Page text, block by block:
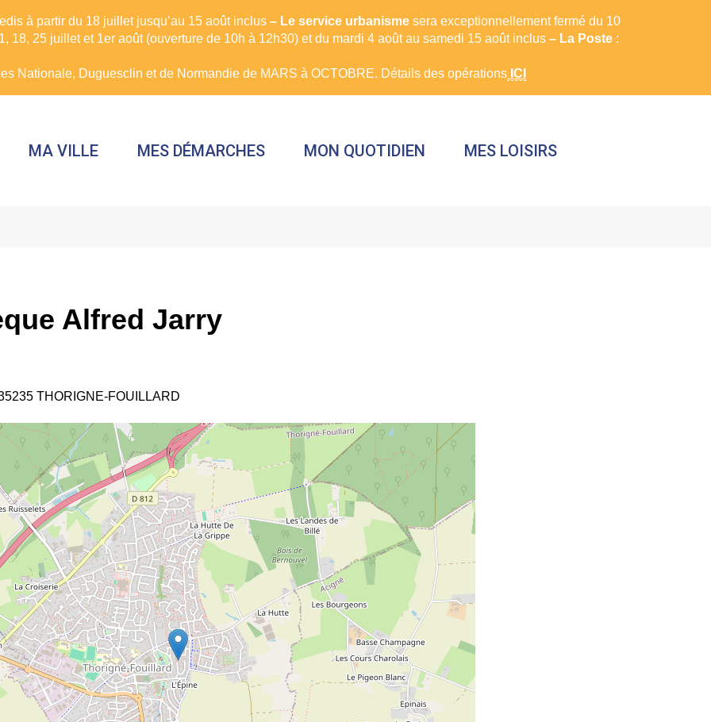
à partir du 18 juillet jusqu’au 15 août inclus – Le service urbanisme sera exceptionnellement fermé du 10
18, 25 juillet et 1er août (ouverture de 10h à 12h30) et du mardi 4 août au samedi 15 août inclus – La Poste :
Nationale, Duguesclin et de Normandie de MARS à OCTOBRE. Détails des opérations ICI
MA VILLE MES DÉMARCHES MON QUOTIDIEN MES LOISIRS
Alfred Jarry
THORIGNE-FOUILLARD